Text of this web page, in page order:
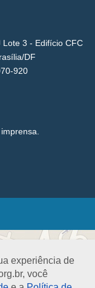
experiência de
você
Lote 3 - Edifício CFC
DF
920